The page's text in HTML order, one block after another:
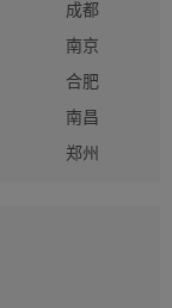
成都
南京
合肥
南昌
郑州